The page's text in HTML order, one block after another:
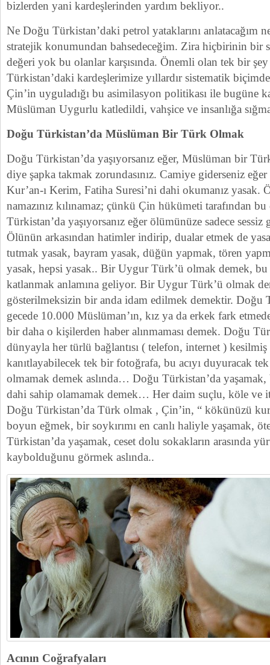
bizlerden yani kardeşlerinden yardım bekliyor..
Ne Doğu Türkistan’daki petrol yataklarını anlatacağım
stratejik konumundan bahsedeceğim. Zira hiçbirinin bir
değeri yok bu olanlar karşısında. Önemli olan tek bir
Türkistan’daki kardeşlerimize yıllardır sistematik
Çin’in uyguladığı bu asimilasyon politikası ile bugüne
Müslüman Uygurlu katledildi, vahşice ve insanlığa
Doğu Türkistan’da Müslüman Bir Türk Olmak
Doğu Türkistan’da yaşıyorsanız eğer, Müslüman bir
diye şapka takmak zorundasınız. Camiye giderseniz
Kur’an-ı Kerim, Fatiha Suresi’ni dahi okumanız yasak.
namazınız kılınamaz; çünkü Çin hükümeti tarafından
Türkistan’da yaşıyorsanız eğer ölümünüze sadece sessiz
Ölünün arkasından hatimler indirip, dualar etmek de
tutmak yasak, bayram yasak, düğün yapmak, tören
yasak, hepsi yasak.. Bir Uygur Türk’ü olmak demek, bu
katlanmak anlamına geliyor. Bir Uygur Türk’ü olmak
gösterilmeksizin bir anda idam edilmek demektir. Doğu
gecede 10.000 Müslüman’ın, kız ya da erkek fark
bir daha o kişilerden haber alınmaması demek. Doğu
dünyayla her türlü bağlantısı ( telefon, internet ) kesilmiş
kanıtlayabilecek tek bir fotoğrafa, bu acıyı duyuracak
olmamak demek aslında… Doğu Türkistan’da yaşamak,
dahi sahip olamamak demek… Her daim suçlu, köle ve
Doğu Türkistan’da Türk olmak , Çin’in, “ kökünüzü
boyun eğmek, bir soykırımı en canlı haliyle yaşamak,
Türkistan’da yaşamak, ceset dolu sokakların arasında
kaybolduğunu görmek aslında..
Acının Coğrafyaları